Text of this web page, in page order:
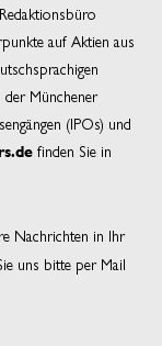
auf Aktien aus
der Münchener
(IPOs) und
finden Sie in
Nachrichten in Ihr
uns bitte per Mail